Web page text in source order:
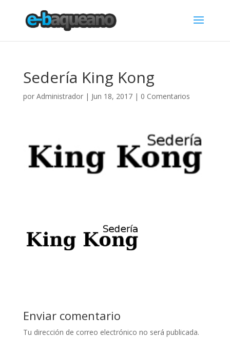
Sedería King Kong
por Administrador| Jun 18, 2017| 0 Comentarios
Enviar comentario
Tu dirección de correo electrónico no será publicada.